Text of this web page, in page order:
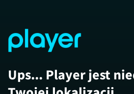
Ups... Player jest